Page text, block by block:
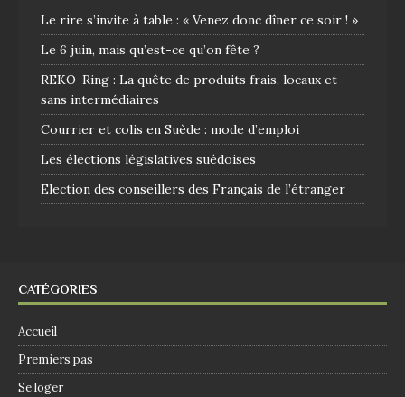
Le rire s’invite à table : « Venez donc dîner ce soir ! »
Le 6 juin, mais qu’est-ce qu’on fête ?
REKO-Ring : La quête de produits frais, locaux et
sans intermédiaires
Courrier et colis en Suède : mode d’emploi
Les élections législatives suédoises
Election des conseillers des Français de l’étranger
CATÉGORIES
Accueil
Premiers pas
Se loger